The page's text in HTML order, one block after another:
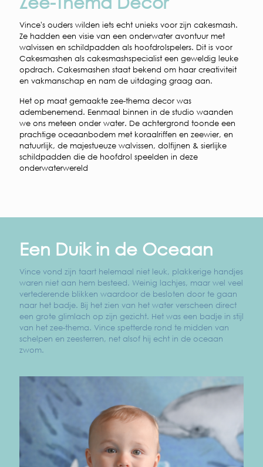
Vince's ouders wilden iets echt unieks voor zijn cakesmash.
Ze hadden een visie van een onderwater avontuur met
walvissen en schildpadden als hoofdrolspelers. Dit is voor
Cakesmashen als cakesmashspecialist een geweldig leuke
opdrach. Cakesmashen staat bekend om haar creativiteit
en vakmanschap en nam de uitdaging graag aan.
Het op maat gemaakte zee-thema decor was
adembenemend. Eenmaal binnen in de studio waanden
we ons meteen onder water. De achtergrond toonde een
prachtige oceaanbodem met koraalriffen en zeewier, en
natuurlijk, de majestueuze walvissen, dolfijnen & sierlijke
schildpadden die de hoofdrol speelden in deze
onderwaterwereld
Een Duik in de Oceaan
Vince vond zijn taart helemaal niet leuk, plakkerige handjes
waren niet aan hem besteed. Weinig lachjes, maar wel veel
vertederende blikken waardoor de besloten door te gaan
naar het badje. Bij het zien van het water verscheen direct
een grote glimlach op zijn gezicht. Het was een badje in stijl
van het zee-thema. Vince spetterde rond te midden van
schelpen en zeesterren, net alsof hij echt in de oceaan
zwom.